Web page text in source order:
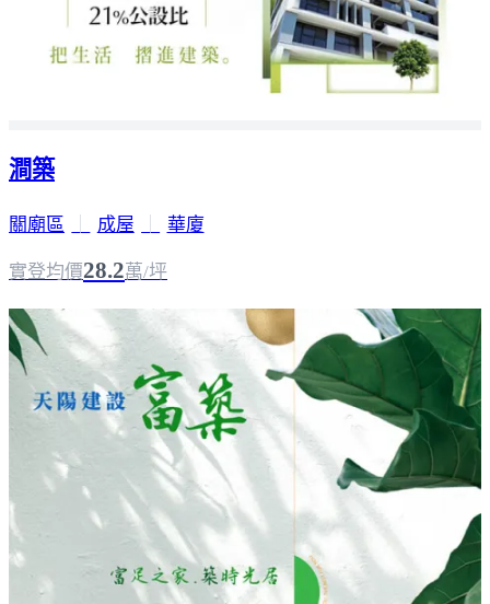
澗築
關廟區 成屋 華廈
實登均價28.2萬/坪